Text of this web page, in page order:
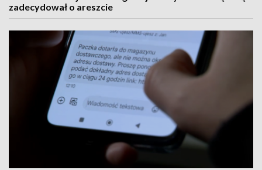
zadecydował o areszcie